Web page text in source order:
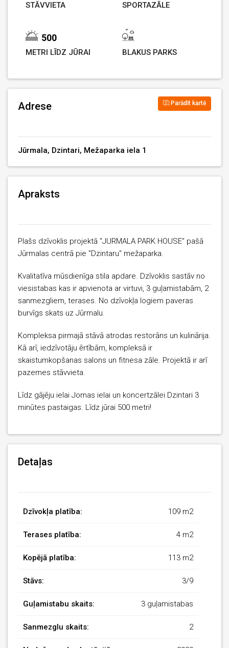
STĀVVIETA SPORTAZĀLE
500
METRI LĪDZ JŪRAI BLAKUS PARKS
Adrese Parādīt kartē
Jūrmala, Dzintari, Mežaparka iela 1
Apraksts
Plašs dzīvoklis projektā "JURMALA PARK HOUSE" pašā
Jūrmalas centrā pie "Dzintaru" mežaparka.
Kvalitatīva mūsdienīga stila apdare. Dzīvoklis sastāv no
viesistabas kas ir apvienota ar virtuvi, 3 guļamistabām, 2
sanmezgliem, terases. No dzīvokļa logiem paveras
burvīgs skats uz Jūrmalu.
Kompleksa pirmajā stāvā atrodas restorāns un kulinārija.
Kā arī, iedzīvotāju ērtībām, kompleksā ir
skaistumkopšanas salons un fitnesa zāle. Projektā ir arī
pazemes stāvvieta.
Līdz gājēju ielai Jomas ielai un koncertzālei Dzintari 3
minūtes pastaigas. Līdz jūrai 500 metri!
Detaļas
Dzīvokļa platība: 109 m2
Terases platība: 4 m2
Kopējā platība: 113 m2
Stāvs: 3/9
Guļamistabu skaits: 3 guļamistabas
Sanmezglu skaits: 2